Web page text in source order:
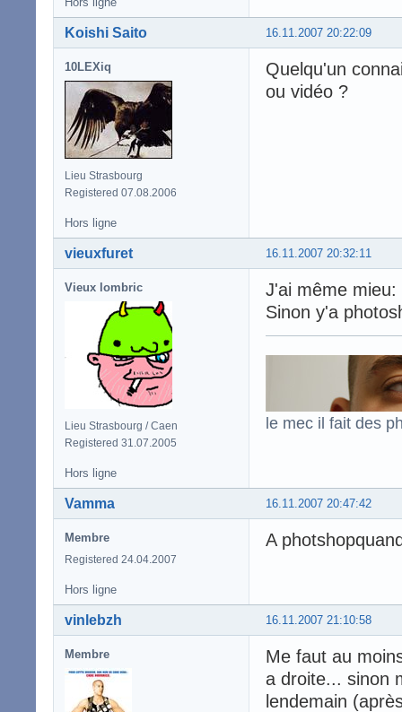
16.11.2007 20:22:09
Koishi Saito
10LEXiq
Lieu Strasbourg
Registered 07.08.2006
Quelqu'un
ou vidéo ?
Hors ligne
16.11.2007 20:32:11
vieuxfuret
Vieux lombric
Lieu Strasbourg / Caen
Registered 31.07.2005
J'ai même mieu:
Sinon y'a
le mec il fait des
Hors ligne
16.11.2007 20:47:42
Vamma
Membre
Registered 24.04.2007
A
Hors ligne
16.11.2007 21:10:58
vinlebzh
Membre
Me faut au
a droite... sinon
lendemain